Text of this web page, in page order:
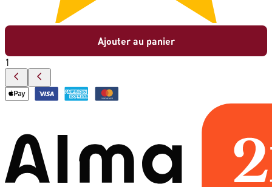
Ajouter au panier
1